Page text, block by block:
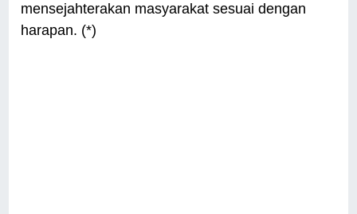
mensejahterakan masyarakat sesuai dengan
harapan. (*)